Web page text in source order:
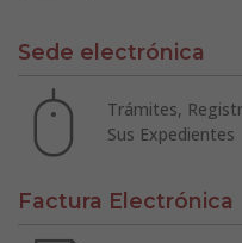
Sede electrónica
Trámites,
Sus Expedientes
Factura Electrónica